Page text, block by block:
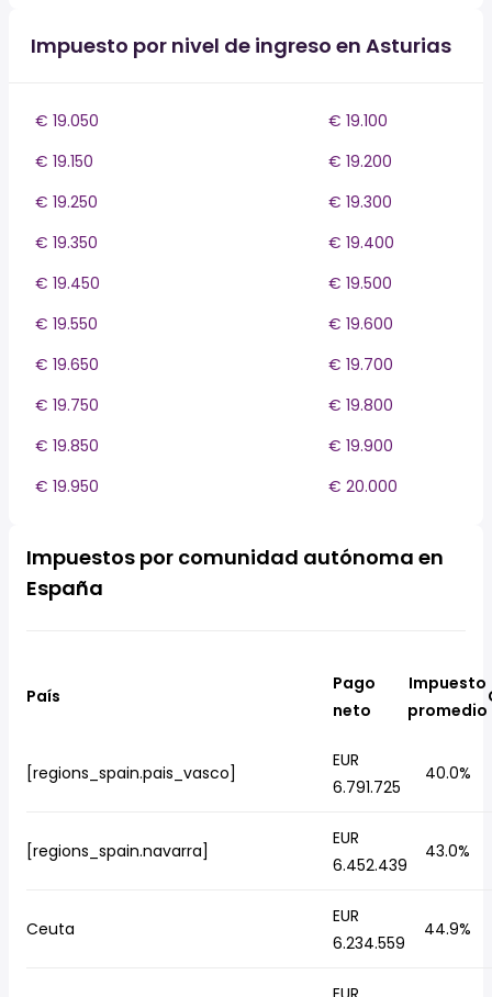
Impuesto por nivel de ingreso en Asturias
€ 19.050
€ 19.100
€ 19.150
€ 19.200
€ 19.250
€ 19.300
€ 19.350
€ 19.400
€ 19.450
€ 19.500
€ 19.550
€ 19.600
€ 19.650
€ 19.700
€ 19.750
€ 19.800
€ 19.850
€ 19.900
€ 19.950
€ 20.000
Impuestos por comunidad autónoma en
España
País
Pago
neto
Impuesto
promedio
[regions_spain.pais_vasco]
EUR
6.791.725
40.0%
[regions_spain.navarra]
EUR
6.452.439
43.0%
Ceuta
EUR
6.234.559
44.9%